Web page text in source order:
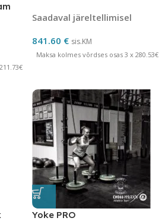
Saadaval järeltellimisel
841.60 € sis.KM
Maksa kolmes võrdses osas 3 x 280.53€
Yoke PRO